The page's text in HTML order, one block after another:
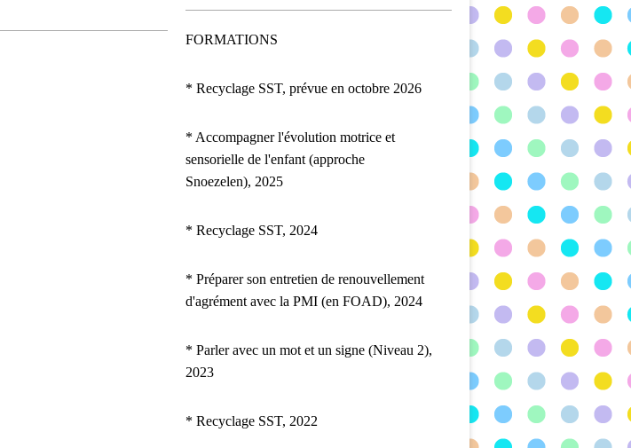
FORMATIONS
* Recyclage SST, prévue en octobre 2026
* Accompagner l'évolution motrice et
sensorielle de l'enfant (approche
Snoezelen), 2025
* Recyclage SST, 2024
* Préparer son entretien de renouvellement
d'agrément avec la PMI (en FOAD), 2024
* Parler avec un mot et un signe (Niveau 2),
2023
* Recyclage SST, 2022